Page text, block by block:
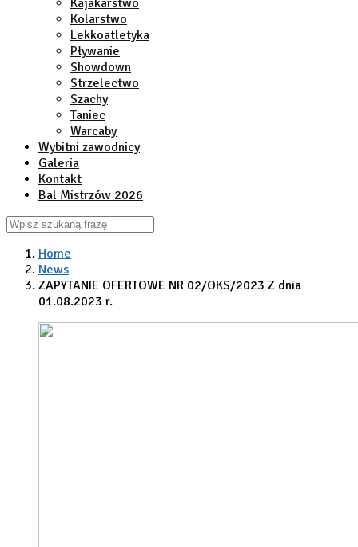
Kolarstwo
Lekkoatletyka
Pływanie
Showdown
Strzelectwo
Szachy
Taniec
Warcaby
Wybitni zawodnicy
Galeria
Kontakt
Bal Mistrzów 2026
Home
News
ZAPYTANIE OFERTOWE NR 02/OKS/2023 Z dnia
01.08.2023 r.